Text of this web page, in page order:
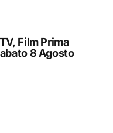
Film Prima
8 Agosto